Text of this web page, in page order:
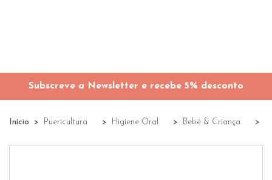
Subscreve a Newsletter e recebe 5% desconto
Início Puericultura Higiene Oral Bebé & Criança